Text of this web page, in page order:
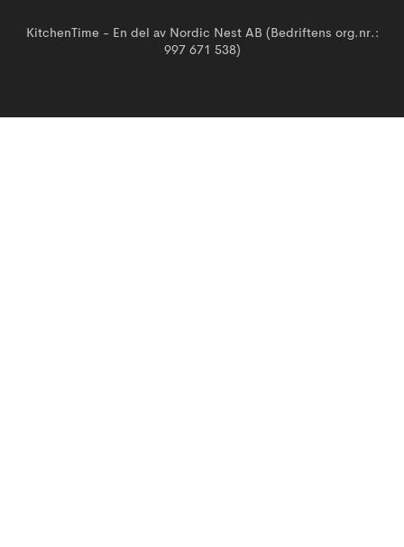
KitchenTime - En del av Nordic Nest AB (Bedriftens org.nr.:
997 671 538)